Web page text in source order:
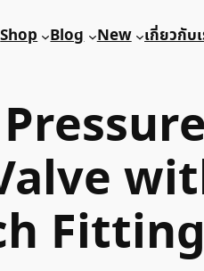
Shop Blog New เกี่ยวกับ